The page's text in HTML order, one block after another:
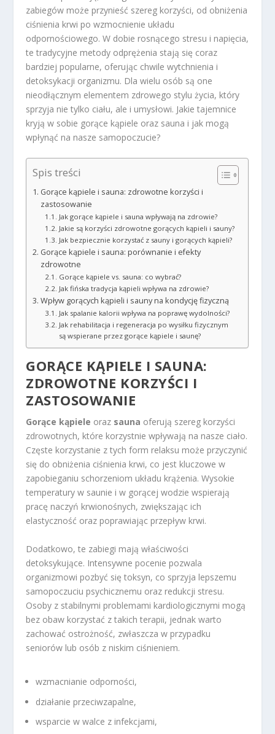
zabiegów może przynieść szereg korzyści, od obniżenia
ciśnienia krwi po wzmocnienie układu
odpornościowego. W dobie rosnącego stresu i napięcia,
te tradycyjne metody odprężenia stają się coraz
bardziej popularne, oferując chwile wytchnienia i
detoksykacji organizmu. Dla wielu osób są one
nieodłącznym elementem zdrowego stylu życia, który
sprzyja nie tylko ciału, ale i umysłowi. Jakie tajemnice
kryją w sobie gorące kąpiele oraz sauna i jak mogą
wpłynąć na nasze samopoczucie?
Spis treści
Gorące kąpiele i sauna: zdrowotne korzyści i
zastosowanie
Jak gorące kąpiele i sauna wpływają na zdrowie?
Jakie są korzyści zdrowotne gorących kąpieli i sauny?
Jak bezpiecznie korzystać z sauny i gorących kąpieli?
Gorące kąpiele i sauna: porównanie i efekty
zdrowotne
Gorące kąpiele vs. sauna: co wybrać?
Jak fińska tradycja kąpieli wpływa na zdrowie?
Wpływ gorących kąpieli i sauny na kondycję fizyczną
Jak spalanie kalorii wpływa na poprawę wydolności?
Jak rehabilitacja i regeneracja po wysiłku fizycznym
są wspierane przez gorące kąpiele i saunę?
GORĄCE KĄPIELE I SAUNA:
ZDROWOTNE KORZYŚCI I
ZASTOSOWANIE
Gorące kąpiele oraz sauna oferują szereg korzyści
zdrowotnych, które korzystnie wpływają na nasze ciało.
Częste korzystanie z tych form relaksu może przyczynić
się do obniżenia ciśnienia krwi, co jest kluczowe w
zapobieganiu schorzeniom układu krążenia. Wysokie
temperatury w saunie i w gorącej wodzie wspierają
pracę naczyń krwionośnych, zwiększając ich
elastyczność oraz poprawiając przepływ krwi.
Dodatkowo, te zabiegi mają właściwości
detoksykujące. Intensywne pocenie pozwala
organizmowi pozbyć się toksyn, co sprzyja lepszemu
samopoczuciu psychicznemu oraz redukcji stresu.
Osoby z stabilnymi problemami kardiologicznymi mogą
bez obaw korzystać z takich terapii, jednak warto
zachować ostrożność, zwłaszcza w przypadku
seniorów lub osób z niskim ciśnieniem.
wzmacnianie odporności,
działanie przeciwzapalne,
wsparcie w walce z infekcjami,